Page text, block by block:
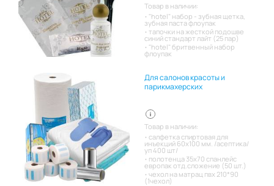
Товар в наличии:
"hotel" набор - зубная щетка,
зубная паста флоупак
тапочки на жесткой подошве
синий стандарт лайт (25 пар)
"hotel" бритвенный набор
флоупак
Для салонов красоты и
парикмахерских
Товар в наличии:
салфетка спиртовая для
инъекций 60х100 мм. /асептика/
уп 400 шт/
полотенца 35х70 спанлейс
европак отд.сложение (50 шт.)
чехол на матрац пвх 210*90
(1чехол)